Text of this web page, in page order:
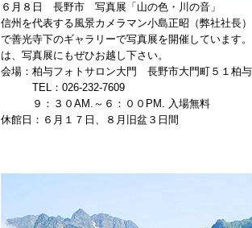
６月８日 長野市 写真展「山の色・川の音」
信州を代表する風景カメラマン小島正昭（弊社社長
で善光寺下のギャラリーで写真展を開催しています
は、写真展にもぜひお越し下さい。
会場：柏与フォトサロン大門 長野市大門町５１柏
TEL：026-232-7609
９：３０AM.～６：００PM. 入場無料
休館日：６月１７日、８月旧盆３日間